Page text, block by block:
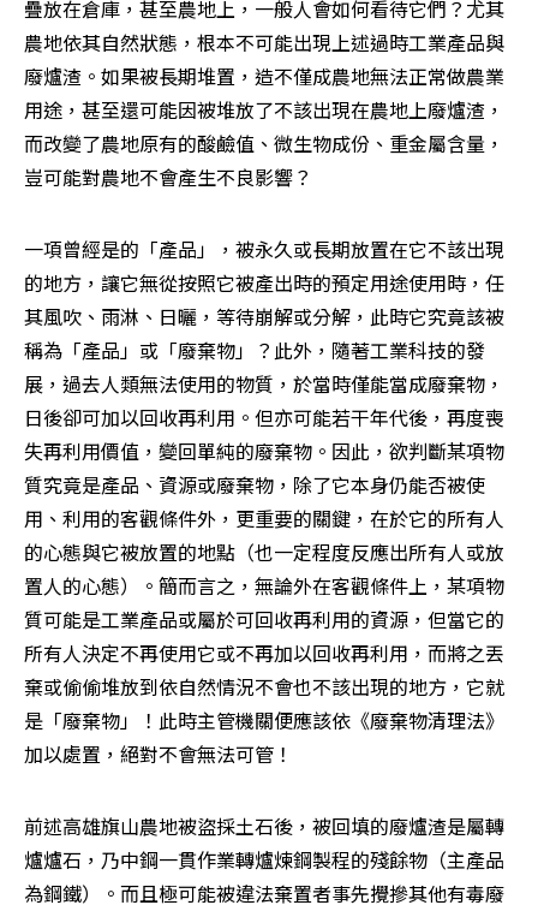
疊放在倉庫，甚至農地上，一般人會如何看待它們？尤其
農地依其自然狀態，根本不可能出現上述過時工業產品與
廢爐渣。如果被長期堆置，造不僅成農地無法正常做農業
用途，甚至還可能因被堆放了不該出現在農地上廢爐渣，
而改變了農地原有的酸鹼值、微生物成份、重金屬含量，
豈可能對農地不會產生不良影響？
一項曾經是的「產品」，被永久或長期放置在它不該出現
的地方，讓它無從按照它被產出時的預定用途使用時，任
其風吹、雨淋、日曬，等待崩解或分解，此時它究竟該被
稱為「產品」或「廢棄物」？此外，隨著工業科技的發
展，過去人類無法使用的物質，於當時僅能當成廢棄物，
日後卻可加以回收再利用。但亦可能若干年代後，再度喪
失再利用價值，變回單純的廢棄物。因此，欲判斷某項物
質究竟是產品、資源或廢棄物，除了它本身仍能否被使
用、利用的客觀條件外，更重要的關鍵，在於它的所有人
的心態與它被放置的地點（也一定程度反應出所有人或放
置人的心態）。簡而言之，無論外在客觀條件上，某項物
質可能是工業產品或屬於可回收再利用的資源，但當它的
所有人決定不再使用它或不再加以回收再利用，而將之丟
棄或偷偷堆放到依自然情況不會也不該出現的地方，它就
是「廢棄物」！此時主管機關便應該依《廢棄物清理法》
加以處置，絕對不會無法可管！
前述高雄旗山農地被盜採土石後，被回填的廢爐渣是屬轉
爐爐石，乃中鋼一貫作業轉爐煉鋼製程的殘餘物（主產品
為鋼鐵）。而且極可能被違法棄置者事先攪摻其他有毒廢